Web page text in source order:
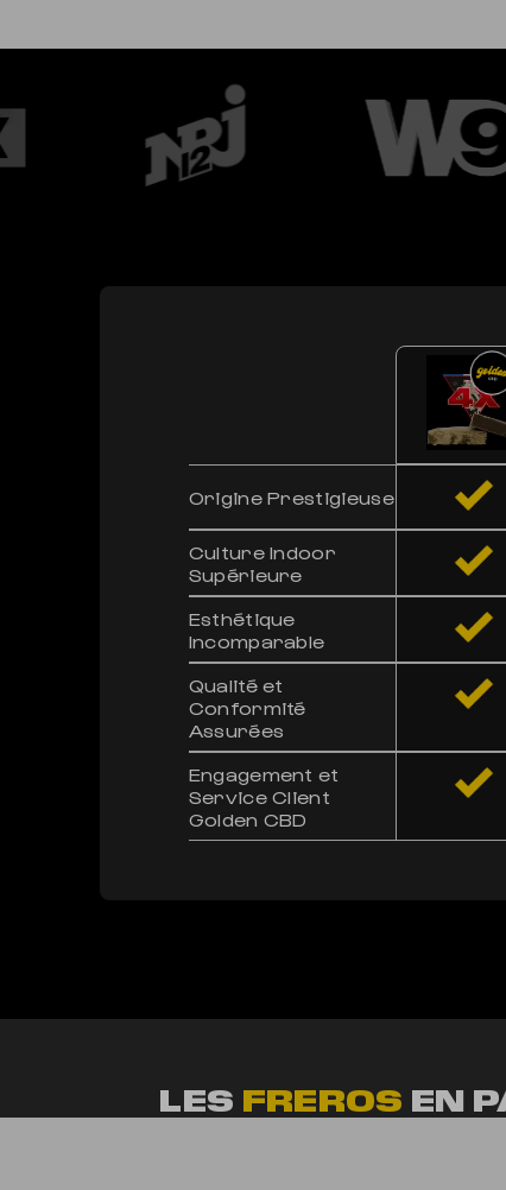
Origine Prestigieuse
Culture Indoor
Supérieure
Esthétique
Incomparable
Qualité et
Conformité
Assurées
Engagement et
Service Client
Golden CBD
LES FREROS EN